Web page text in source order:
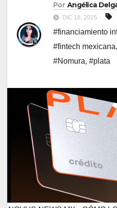
Por Angélica
DIC 16, 2025
#financiamiento
#fintech mexicana,
#Nomura, #plata